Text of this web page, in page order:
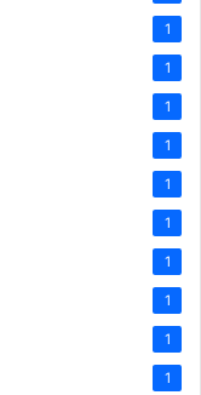
1
1
1
1
1
1
1
1
1
1